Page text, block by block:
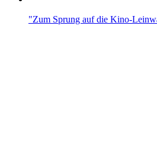
"Zum Sprung auf die Kino-